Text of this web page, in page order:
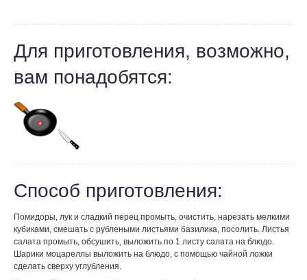
Для приготовления, возможно,
вам понадобятся:
Способ приготовления:
Помидоры, лук и сладкий перец промыть, очистить, нарезать мелкими
кубиками, смешать с рублеными листьями базилика, посолить. Листья
салата промыть, обсушить, выложить по 1 листу салата на блюдо.
Шарики моцареллы выложить на блюдо, с помощью чайной ложки
сделать сверху углубления.